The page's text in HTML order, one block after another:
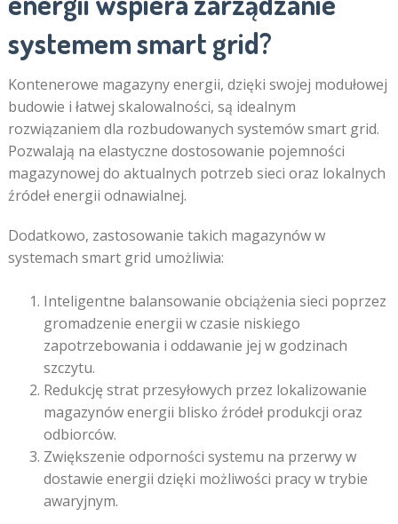
systemem smart grid?
Kontenerowe magazyny energii, dzięki swojej modułowej
budowie i łatwej skalowalności, są idealnym
rozwiązaniem dla rozbudowanych systemów smart grid.
Pozwalają na elastyczne dostosowanie pojemności
magazynowej do aktualnych potrzeb sieci oraz lokalnych
źródeł energii odnawialnej.
Dodatkowo, zastosowanie takich magazynów w
systemach smart grid umożliwia:
Inteligentne balansowanie obciążenia sieci poprzez
gromadzenie energii w czasie niskiego
zapotrzebowania i oddawanie jej w godzinach
szczytu.
Redukcję strat przesyłowych przez lokalizowanie
magazynów energii blisko źródeł produkcji oraz
odbiorców.
Zwiększenie odporności systemu na przerwy w
dostawie energii dzięki możliwości pracy w trybie
awaryjnym.